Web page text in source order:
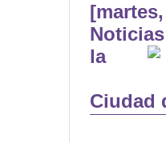
la
Ciudad